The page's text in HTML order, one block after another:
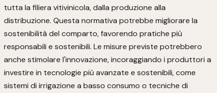
tutta la filiera vitivinicola, dalla produzione alla
distribuzione. Questa normativa potrebbe migliorare la
sostenibilità del comparto, favorendo pratiche più
responsabili e sostenibili. Le misure previste potrebbero
anche stimolare l'innovazione, incoraggiando i produttori a
investire in tecnologie più avanzate e sostenibili, come
sistemi di irrigazione a basso consumo o tecniche di